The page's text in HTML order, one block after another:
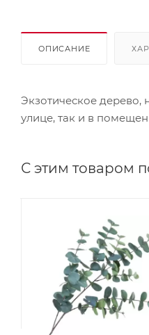
ОПИСАНИЕ
Экзотическое дерево,
улице, так и в
С этим товаром